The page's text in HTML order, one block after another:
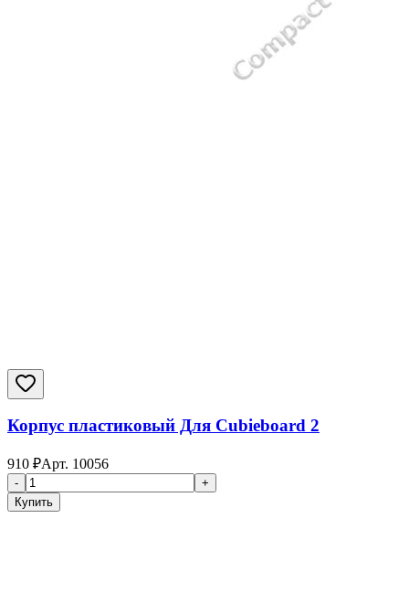
Корпус пластиковый Для Cubieboard 2
910 ₽Арт. 10056
-
+
Купить